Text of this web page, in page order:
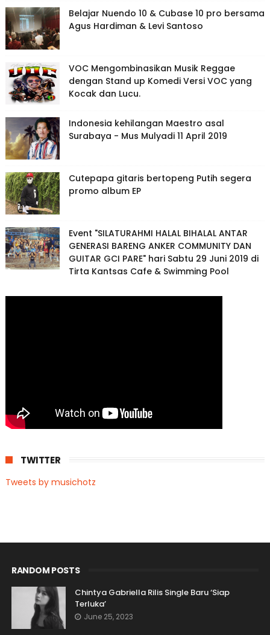
Belajar Nuendo 10 & Cubase 10 pro bersama
Agus Hardiman & Levi Santoso
VOC Mengombinasikan Musik Reggae
dengan Stand up Komedi Versi VOC yang
Kocak dan Lucu.
Indonesia kehilangan Maestro asal
Surabaya - Mus Mulyadi 11 April 2019
Cutepapa gitaris bertopeng Putih segera
promo album EP
Event "SILATURAHMI HALAL BIHALAL ANTAR
GENERASI BARENG ANKER COMMUNITY DAN
GUITAR GCI PARE" hari Sabtu 29 Juni 2019 di
Tirta Kantsas Cafe & Swimming Pool
TWITTER
Tweets by musichotz
RANDOM POSTS
Chintya Gabriella Rilis Single Baru ‘Siap
Terluka’
June 25, 2023